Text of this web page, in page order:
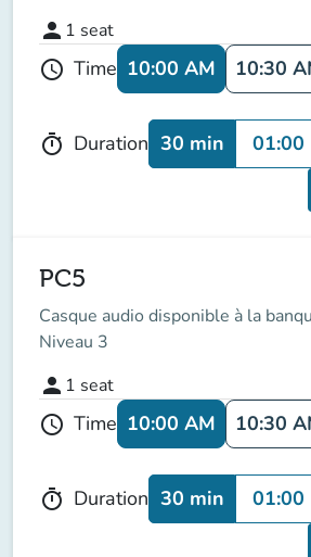
person 1 seat
schedule Time 10:00 AM 10:30
timer Duration 30 min 01:00
PC5
Casque audio disponible à la
Niveau 3
person 1 seat
schedule Time 10:00 AM 10:30
timer Duration 30 min 01:00